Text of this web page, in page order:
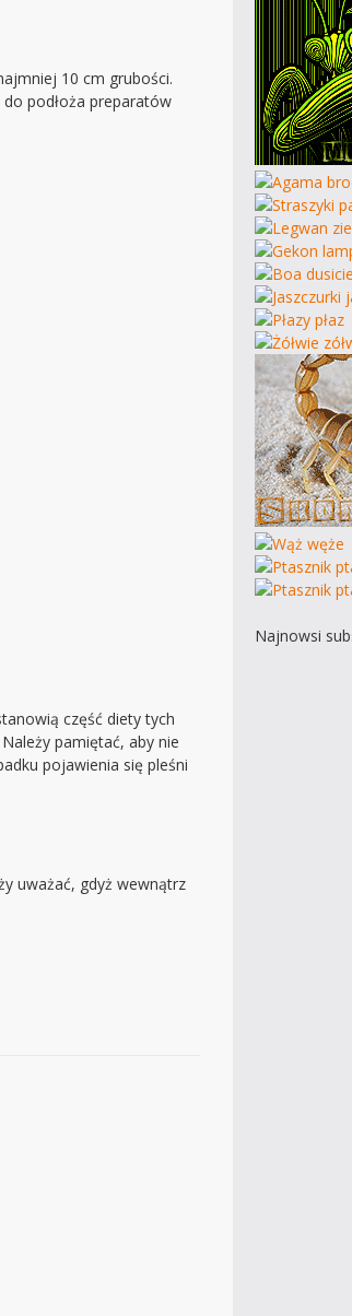
10 cm grubości.
podłoża preparatów
część diety tych
pamiętać, aby nie
pojawienia się pleśni
uważać, gdyż wewnątrz
Najnowsi